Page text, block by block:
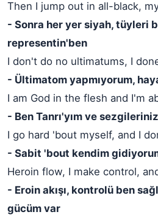
Then I jump out in all-black,
- Sonra her yer siyah, tüyleri
representin'ben
I don't do no ultimatums, I
- Ültimatom yapmıyorum,
I am God in the flesh and I'm
- Ben Tanrı'yım ve
I go hard 'bout myself, and I
- Sabit 'bout kendim
Heroin flow, I make control,
- Eroin akışı, kontrolü ben
gücüm var